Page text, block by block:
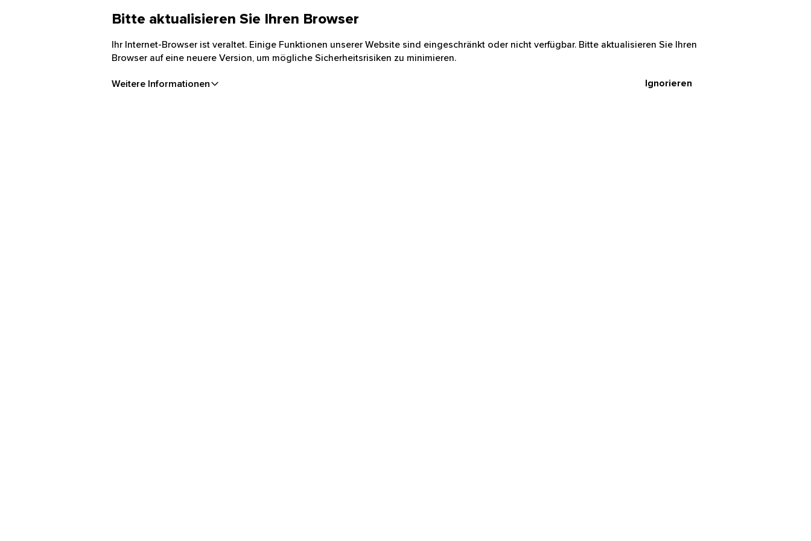
Bitte aktualisieren Sie Ihren Browser
Ihr Internet-Browser ist veraltet. Einige Funktionen unserer Website sind eingeschränkt oder nicht verfügbar. Bitte aktualisieren Sie Ihren
Browser auf eine neuere Version, um mögliche Sicherheitsrisiken zu minimieren.
Weitere Informationen Ignorieren